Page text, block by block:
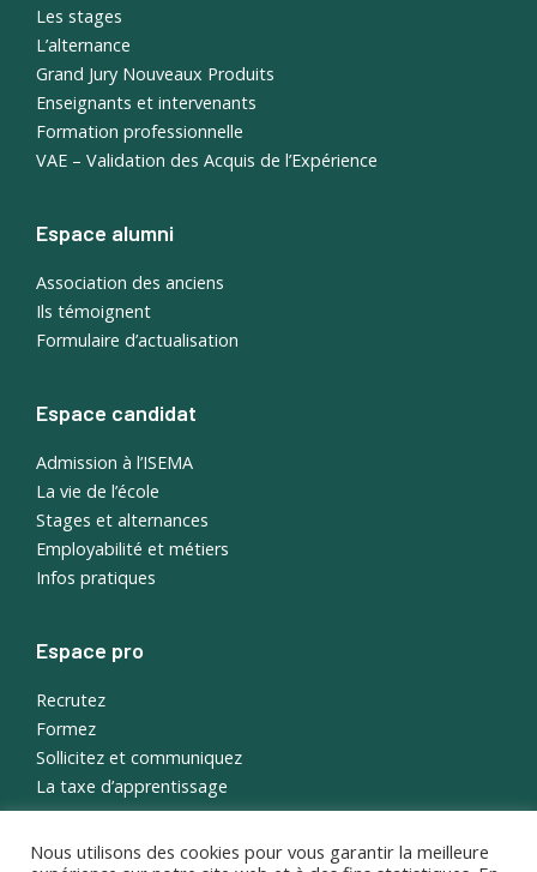
Les stages
L’alternance
Grand Jury Nouveaux Produits
Enseignants et intervenants
Formation professionnelle
VAE – Validation des Acquis de l’Expérience
Espace alumni
Association des anciens
Ils témoignent
Formulaire d’actualisation
Espace candidat
Admission à l’ISEMA
La vie de l’école
Stages et alternances
Employabilité et métiers
Infos pratiques
Espace pro
Recrutez
Formez
Sollicitez et communiquez
La taxe d’apprentissage
English
Nous utilisons des cookies pour vous garantir la meilleure